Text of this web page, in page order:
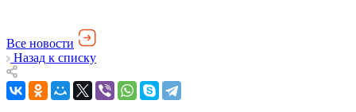
Все новости
Назад к списку